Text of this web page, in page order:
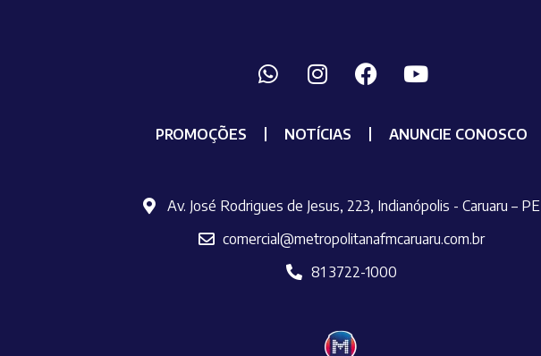
PROMOÇÕES NOTÍCIAS ANUNCIE CONOSCO
Av. José Rodrigues de Jesus, 223, Indianópolis - Caruaru – PE
comercial@metropolitanafmcaruaru.com.br
81 3722-1000